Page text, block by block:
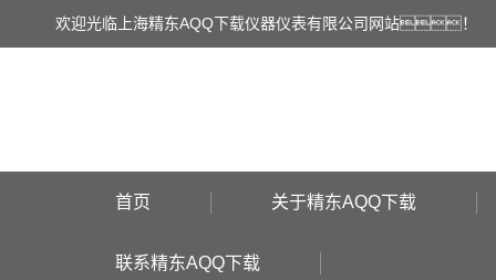
欢迎光临上海精东AQQ下载仪器仪表有限公司网站！
首页 关于精东AQQ下载
联系精东AQQ下载